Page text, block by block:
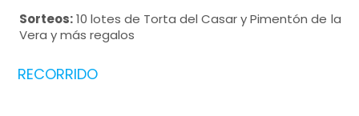
Sorteos:10 lotes de Torta del Casar y Pimentón de la
Vera y más regalos
RECORRIDO